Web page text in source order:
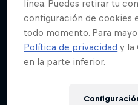
línea. Puedes retirar tu
configuración de cookies
todo momento. Para
Política de privacidad y la
en la parte inferior.